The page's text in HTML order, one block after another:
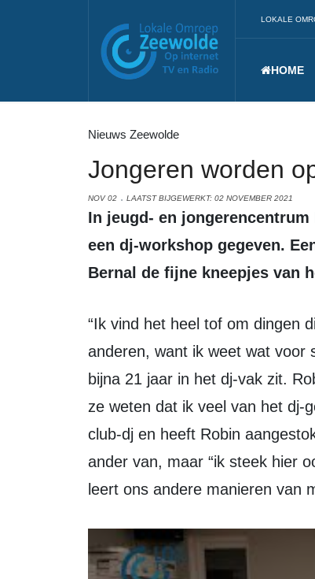
LOKALE
HOME
Nieuws Zeewolde
Jongeren worden
NOV 02 LAATST BIJGEWERKT: 02 NOVEMBER 2021
In jeugd- en jongerencentrum De Eclips wordt momenteel iedere maandag
een dj-workshop gegeven.
Bernal de fijne kneepjes van
“Ik vind het heel tof om dingen die ik zelf geleerd heb, over te brengen op
anderen, want ik weet wat voor
bijna 21 jaar in het dj-vak zit.
ze weten dat ik veel van het dj-
club-dj en heeft Robin
ander van, maar “ik steek hier
leert ons andere manieren van